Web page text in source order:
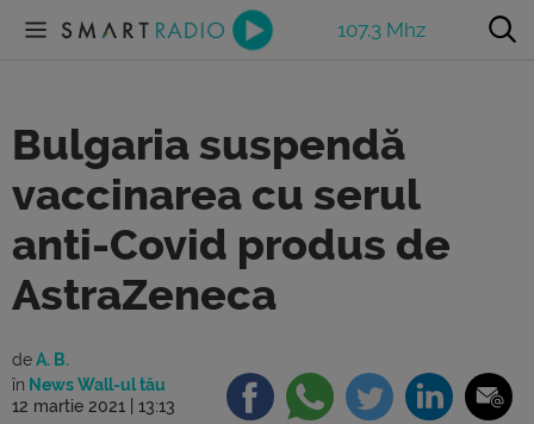
107.3 Mhz
Bulgaria suspendă
vaccinarea cu serul
anti-Covid produs de
AstraZeneca
deA. B.
în News Wall-ul tău
12 martie 2021 | 13:13